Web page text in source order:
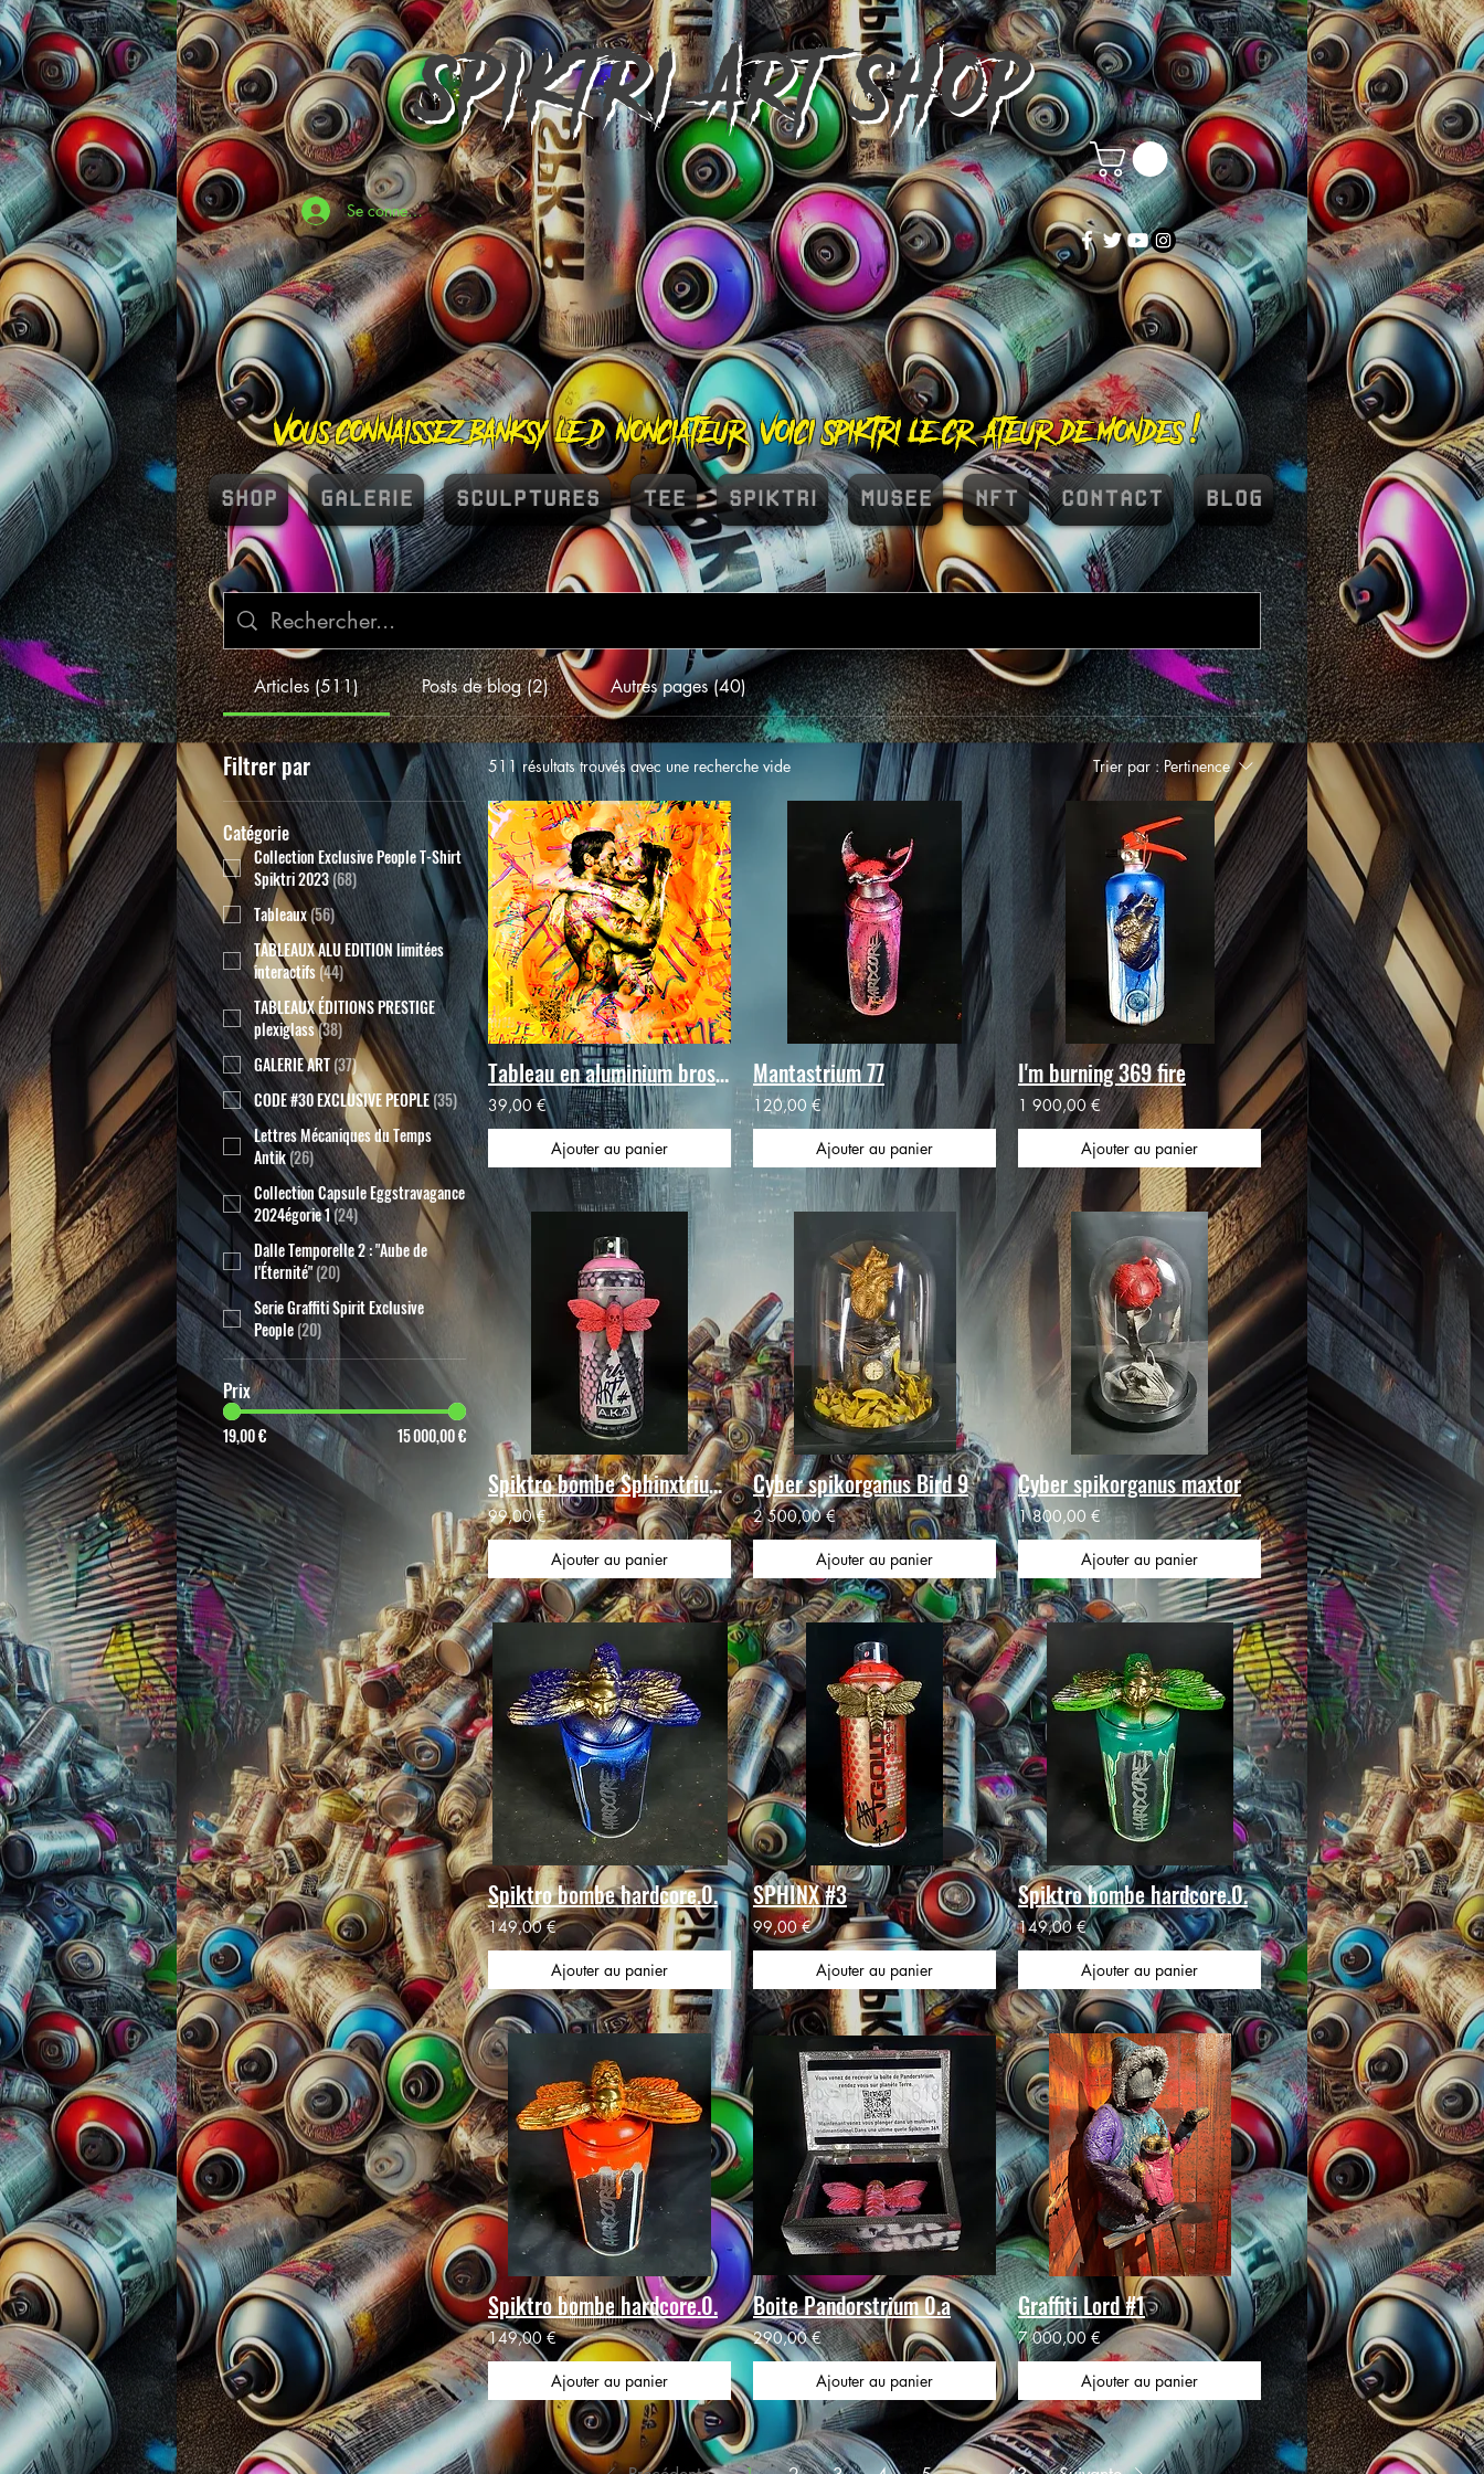
SPIKTRIART SHOP
Se connecter
Vous connaissez Banksy le dénonciateur, voici Spiktri le créateur de mondes !
SHOP GALERIE SCULPTURES TEE SPIKTRI MUSEE NFT CONTACT BLOG
Articles (511) Posts de blog (2) Autres pages (40)
Filtrer par
Catégorie
Collection Exclusive People T-Shirt
Spiktri 2023(68)
Tableaux(56)
TABLEAUX ALU EDITION limitées
interactifs(44)
TABLEAUX ÉDITIONS PRESTIGE
plexiglass(38)
GALERIE ART(37)
CODE #30 EXCLUSIVE PEOPLE(35)
Lettres Mécaniques du Temps
Antik(26)
Collection Capsule Eggstravagance
2024égorie 1(24)
Dalle Temporelle 2 : "Aube de
l'Éternité"(20)
Serie Graffiti Spirit Exclusive
People(20)
Prix
19,00 € 15 000,00 €
511 résultats trouvés avec une recherche vide Trier par : Pertinence
Tableau en aluminium brossé "interactif" YOU ME STIK by F.
39,00 €
Ajouter au panier
Mantastrium 77
120,00 €
Ajouter au panier
I'm burning 369 fire
1 900,00 €
Ajouter au panier
Spiktro bombe Sphinxtrium.0.
99,00 €
Ajouter au panier
Cyber spikorganus Bird 9
2 500,00 €
Ajouter au panier
Cyber spikorganus maxtor
1 800,00 €
Ajouter au panier
Spiktro bombe hardcore.0.
149,00 €
Ajouter au panier
SPHINX #3
99,00 €
Ajouter au panier
Spiktro bombe hardcore.0.
149,00 €
Ajouter au panier
Spiktro bombe hardcore.0.
149,00 €
Ajouter au panier
Boite Pandorstrium 0.a
290,00 €
Ajouter au panier
Graffiti Lord #1
7 000,00 €
Ajouter au panier